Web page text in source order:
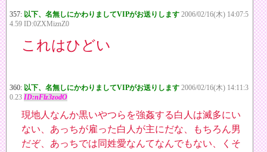
357: 以下、名無しにかわりましてVIPがお送りします 2006/02/16(木) 14:07:5
4.59 ID:0ZXMiznZ0
これはひどい
360: 以下、名無しにかわりましてVIPがお送りします 2006/02/16(木) 14:11:3
0.23 ID:nFlz3zodO
現地人なんか黒いやつらを強姦する白人は滅多にい
ない、あっちが雇った白人が主にだな、もちろん男
だぞ、あっちでは同姓愛なんてなんでもない、くそ